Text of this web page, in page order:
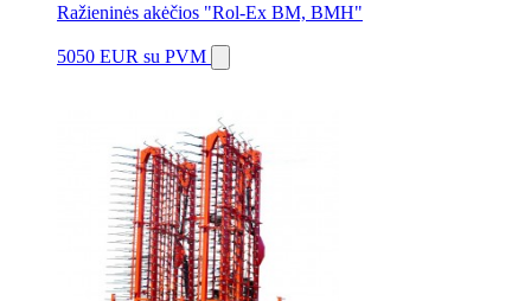
Ražieninės akėčios "Rol-Ex BM, BMH"
5050 EUR su PVM